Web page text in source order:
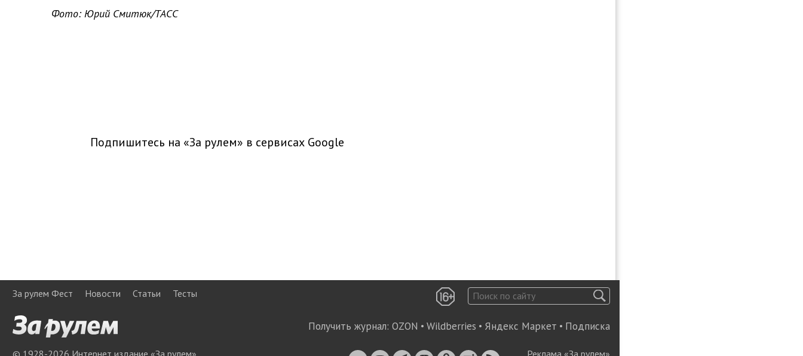
Фото: Юрий Смитюк/ТАСС
Подпишитесь на «За рулем» в сервисах Google
За рулем Фест Новости Статьи Тесты
Получить журнал: OZON • Wildberries • Яндекс Маркет • Подписка
© 1928-2026 Интернет издание «За рулем» Реклама «За рулем»